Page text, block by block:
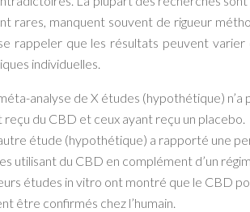
rares, manquent souvent de rigueur
rappeler que les résultats peuvent
individuelles.
analyse de X études (hypothétique)
reçu du CBD et ceux ayant reçu un placebo.
étude (hypothétique) a rapporté une
utilisant du CBD en complément d’un
études in vitro ont montré que le CBD
être confirmés chez l’humain.